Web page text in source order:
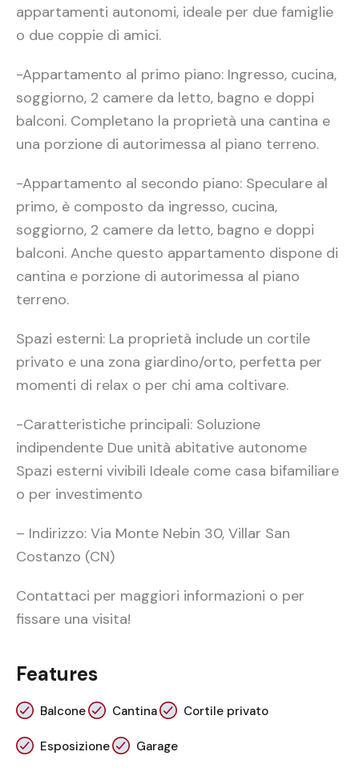
appartamenti autonomi, ideale per due famiglie
o due coppie di amici.
-Appartamento al primo piano: Ingresso, cucina,
soggiorno, 2 camere da letto, bagno e doppi
balconi. Completano la proprietà una cantina e
una porzione di autorimessa al piano terreno.
-Appartamento al secondo piano: Speculare al
primo, è composto da ingresso, cucina,
soggiorno, 2 camere da letto, bagno e doppi
balconi. Anche questo appartamento dispone di
cantina e porzione di autorimessa al piano
terreno.
Spazi esterni: La proprietà include un cortile
privato e una zona giardino/orto, perfetta per
momenti di relax o per chi ama coltivare.
-Caratteristiche principali: Soluzione
indipendente Due unità abitative autonome
Spazi esterni vivibili Ideale come casa bifamiliare
o per investimento
– Indirizzo: Via Monte Nebin 30, Villar San
Costanzo (CN)
Contattaci per maggiori informazioni o per
fissare una visita!
Features
Balcone Cantina Cortile privato
Esposizione Garage